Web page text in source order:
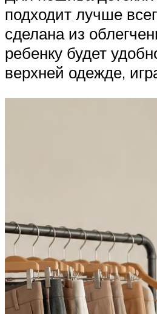
подходит лучше
сделана из
ребенку будет
верхней одежде,